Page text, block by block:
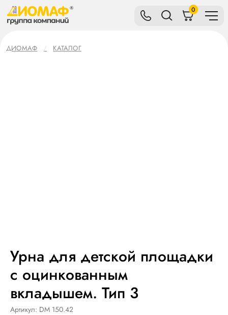
0
ДИОМАФ КАТАЛОГ
Урна для детской площадки
с оцинкованным
вкладышем. Тип 3
Артикул: DM 150.42